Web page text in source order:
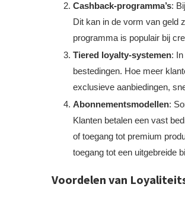
Cashback-programma’s:
Dit kan in de vorm van geld
programma is populair bij
Tiered loyalty-systemen:
bestedingen. Hoe meer
exclusieve aanbiedingen,
Abonnementsmodellen:
Klanten betalen een vast
of toegang tot premium
toegang tot een uitgebreide
Voordelen van